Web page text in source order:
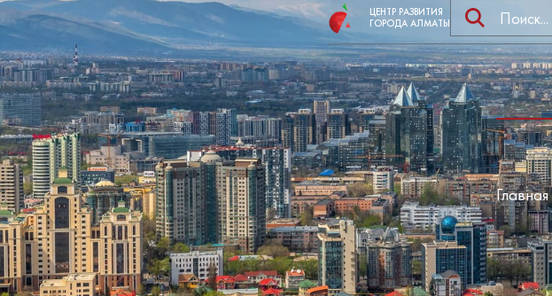
ЦЕНТР РАЗВИТИЯ
ГОРОДА АЛМАТЫ
Главная